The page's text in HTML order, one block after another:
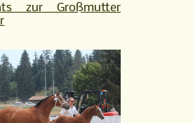
zur Großmutter